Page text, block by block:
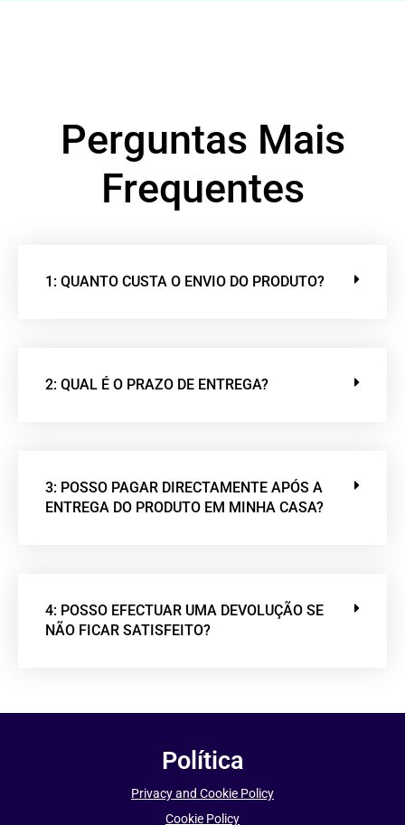
Perguntas Mais
Frequentes
1: QUANTO CUSTA O ENVIO DO PRODUTO?
2: QUAL É O PRAZO DE ENTREGA?
3: POSSO PAGAR DIRECTAMENTE APÓS A
ENTREGA DO PRODUTO EM MINHA CASA?
4: POSSO EFECTUAR UMA DEVOLUÇÃO SE
NÃO FICAR SATISFEITO?
Política
Privacy and Cookie Policy
Cookie Policy